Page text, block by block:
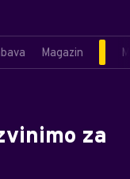
Magazin
za